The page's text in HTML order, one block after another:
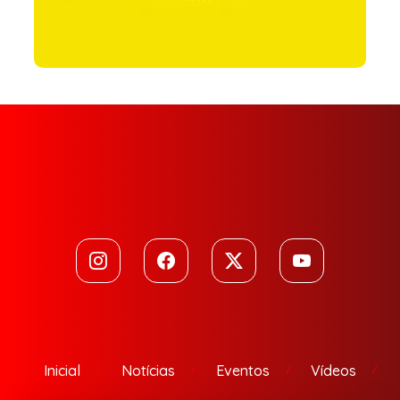
Inicial Notícias Eventos Vídeos